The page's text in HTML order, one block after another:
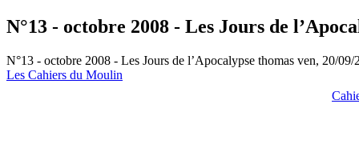
N°13 - octobre 2008 - Les Jours de
N°13 - octobre 2008 - Les Jours de l’Apocalypse thomas ven, 20/09/
Les Cahiers du Moulin